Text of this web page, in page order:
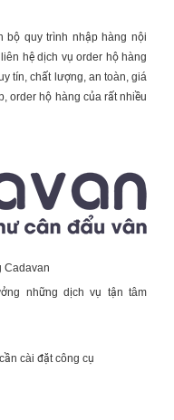
bộ quy trình nhập hàng nội
hệ dịch vụ order hộ hàng
tín, chất lượng, an toàn, giá
order hộ hàng của rất nhiều
Cadavan
những dịch vụ tận tâm
cài đặt công cụ